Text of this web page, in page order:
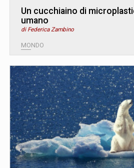
Un cucchiaino di
umano
di Federica Zambino
MONDO